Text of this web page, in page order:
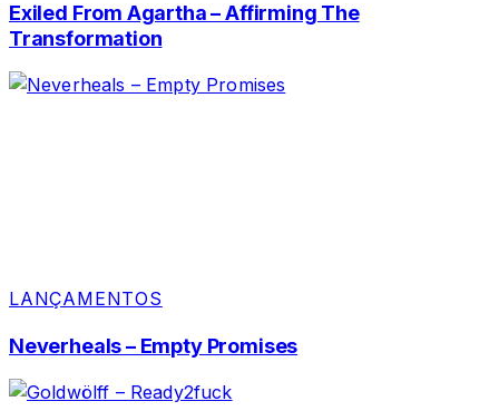
Exiled From Agartha – Affirming The
Transformation
LANÇAMENTOS
Neverheals – Empty Promises